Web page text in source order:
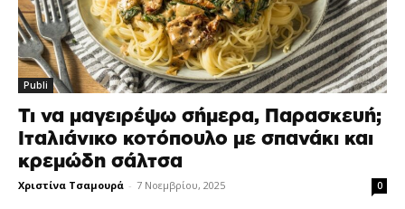
Publi
Τι να μαγειρέψω σήμερα, Παρασκευή;
Ιταλιάνικο κοτόπουλο με σπανάκι και
κρεμώδη σάλτσα
Χριστίνα Τσαμουρά - 7 Νοεμβρίου, 2025 0